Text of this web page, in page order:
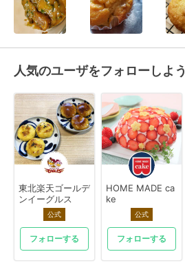
人気のユーザをフォローしよう
東北楽天ゴールデ
ンイーグルス
公式
フォローする
HOME MADE ca
ke
公式
フォローする